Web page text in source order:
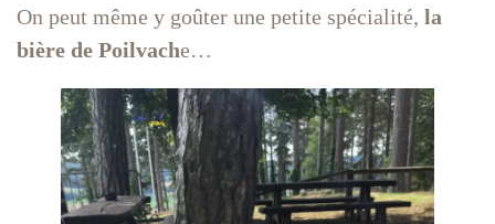
On peut même y goûter une petite spécialité, la
bière de Poilvache…